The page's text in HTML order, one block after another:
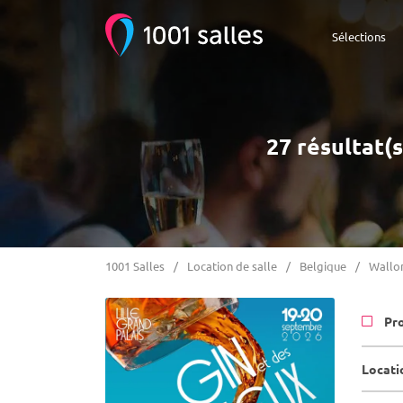
Sélections
27
1001 Salles Location de salle Belgique